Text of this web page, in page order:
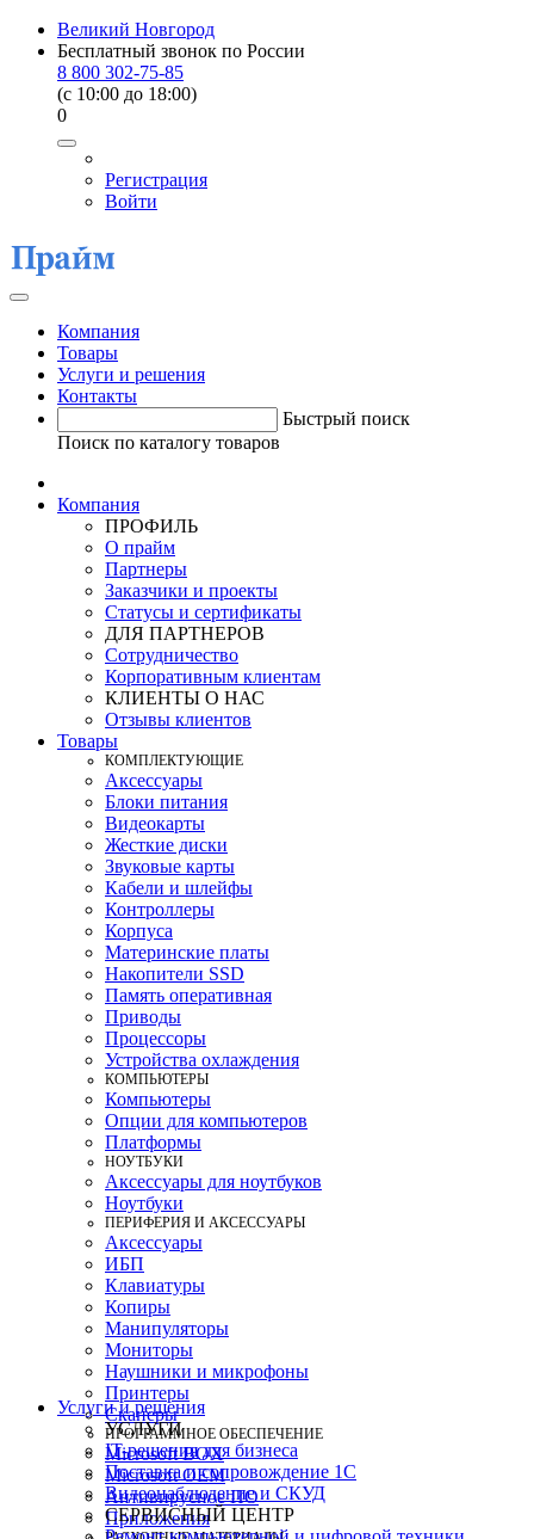
Великий Новгород
Бесплатный звонок по России
8 800 302-75-85
(c 10:00 до 18:00)
0
Регистрация
Войти
Компания
Товары
Услуги и решения
Контакты
Быстрый поиск
Поиск по каталогу товаров
Компания
ПРОФИЛЬ
О прайм
Партнеры
Заказчики и проекты
Статусы и сертификаты
ДЛЯ ПАРТНЕРОВ
Сотрудничество
Корпоративным клиентам
КЛИЕНТЫ О НАС
Отзывы клиентов
Товары
КOМПЛЕКТУЮЩИЕ
Аксессуары
Блоки питания
Видеокарты
Жесткие диски
Звуковые карты
Кабели и шлейфы
Контроллеры
Корпуса
Материнские платы
Накопители SSD
Память оперативная
Приводы
Процессоры
Устройства охлаждения
КОМПЬЮТЕРЫ
Компьютеры
Опции для компьютеров
Платформы
НОУТБУКИ
Аксессуары для ноутбуков
Ноутбуки
ПЕРИФЕРИЯ И АКСЕССУАРЫ
Аксессуары
ИБП
Клавиатуры
Копиры
Манипуляторы
Мониторы
Наушники и микрофоны
Принтеры
Сканеры
ПРОГРАММНОЕ ОБЕСПЕЧЕНИЕ
Microsoft BOX
Microsoft OEM
Антивирусное ПО
Приложения
Услуги и решения
УСЛУГИ
IT-решения для бизнеса
Поставка и сопровождение 1C
Видеонаблюдение и СКУД
СЕРВИСНЫЙ ЦЕНТР